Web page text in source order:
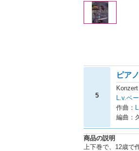
5
ピア
L.v.ベ
作曲：
編曲：
商品の説明
上下巻で、12歳